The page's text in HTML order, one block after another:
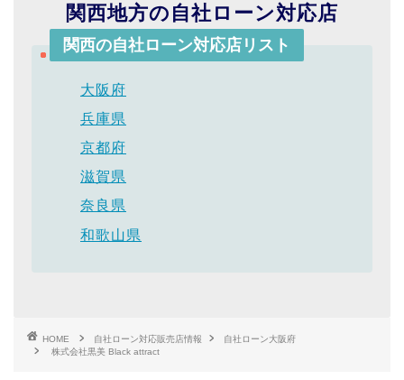
関西地方の自社ローン対応店
関西の自社ローン対応店リスト
大阪府
兵庫県
京都府
滋賀県
奈良県
和歌山県
HOME 自社ローン対応販売店情報
自社ローン大阪府
株式会社黒美 Black attract